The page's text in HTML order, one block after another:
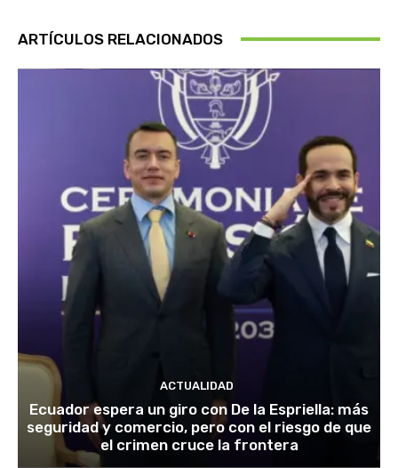
ARTÍCULOS RELACIONADOS
ACTUALIDAD
Ecuador espera un giro con De la Espriella: más
seguridad y comercio, pero con el riesgo de que
el crimen cruce la frontera